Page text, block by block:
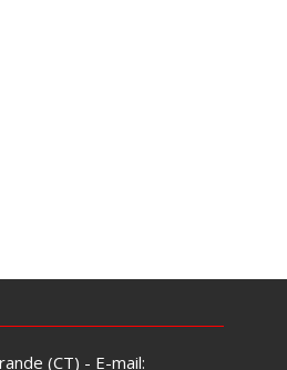
(CT) - E-mail: